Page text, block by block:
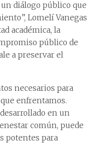
diálogo público que
Lomelí Vanegas
académica, la
público de
a preservar el
necesarios para
enfrentamos.
en un
común, puede
potentes para